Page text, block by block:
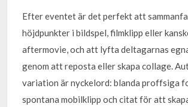
Efter eventet är det perfekt att
höjdpunkter i bildspel, filmklipp eller
aftermovie, och att lyfta deltagarnas
genom att reposta eller skapa collage.
variation är nyckelord: blanda proffsiga
spontana mobilklipp och citat för att